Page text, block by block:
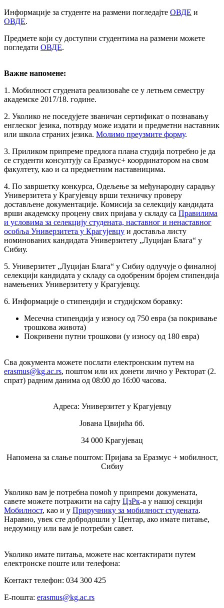
Информације за студенте на размени погледајте ОВДЕ и
ОВДЕ.
Предмете који су доступни студентима на размени можете
погледати ОВДЕ.
Важне напомене:
1. Мобилност студената реализоваће се у летњем семестру
академске 2017/18. године.
2. Уколико не поседујете званичан сертификат о познавању
енглеског језика, потврду може издати и предметни наставник
или школа страних језика. Молимо преузмите форму.
3. Приликом припреме предлога плана студија потребно је да
се студенти консултују са Еразмус+ координатором на свом
факултету, као и са предметним наставницима.
4. По завршетку конкурса, Одељење за међународну сарадњу
Универзитета у Крагујевцу врши техничку проверу
достављене документације. Комисија за селекцију кандидата
врши академску процену свих пријава у складу са Правилима
и условима за селекцију студената, наставног и ненаставног
особља Универзитета у Крагујевцу и доставља листу
номинованих кандидата Универзитету „Луцијан Блага“ у
Сибиу.
5. Универзитет „Луцијан Блага“ у Сибиу одлучује о финалној
селекцији кандидата у складу са одобреним бројем стипендија
намењених Универзитету у Крагујевцу.
6. Информације о стипендији и студијском боравку:
Месечна стипендија у износу од 750 евра (за покривање
трошкова живота)
Покривени путни трошкови (у износу од 180 евра)
Сва документа можете послати електронским путем на
erasmus@kg.ac.rs, поштом или их донети лично у Ректорат (2.
спрат) радним данима од 08:00 до 16:00 часова.
Адреса: Универзитет у Крагујевцу
Јована Цвијића бб.
34 000 Крагујевац
Напомена за слање поштом: Пријава за Еразмус + мобилност,
Сибиу
Уколико вам је потребна помоћ у припреми докумената,
савете можете потражити на сајту ЦзРк-а у нашој секцији
Мобилност, као и у Приручнику за мобилност студената.
Наравно, увек сте добродошли у Центар, ако имате питање,
недоумицу или вам је потребан савет.
Уколико имате питања, можете нас контактирати путем
електронске поште или телефона:
Контакт телефон: 034 300 425
Е-пошта: erasmus@kg.ac.rs